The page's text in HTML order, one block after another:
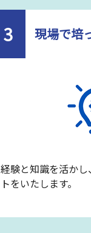
3 現場で培
経験と知識を活か
トをいたします。